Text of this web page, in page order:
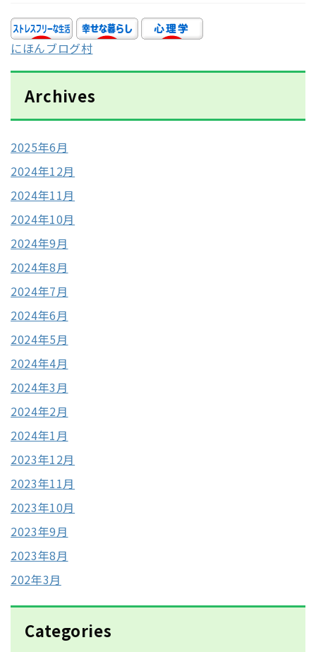
にほんブログ村
Archives
2025年6月
2024年12月
2024年11月
2024年10月
2024年9月
2024年8月
2024年7月
2024年6月
2024年5月
2024年4月
2024年3月
2024年2月
2024年1月
2023年12月
2023年11月
2023年10月
2023年9月
2023年8月
202年3月
Categories